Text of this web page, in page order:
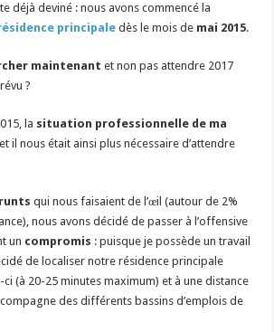
déjà deviné : nous avons commencé la
principale dès le mois de mai 2015.
maintenant et non pas attendre 2017
?
la situation professionnelle de ma
il nous était ainsi plus nécessaire d’attendre
qui nous faisaient de l’œil (autour de 2%
nous avons décidé de passer à l’offensive
un compromis : puisque je possède un travail
de localiser notre résidence principale
(à 20-25 minutes maximum) et à une distance
des différents bassins d’emplois de